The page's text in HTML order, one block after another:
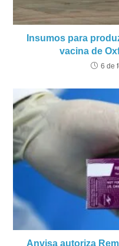
Insumos para
vacina de
6 de
Anvisa autoriza